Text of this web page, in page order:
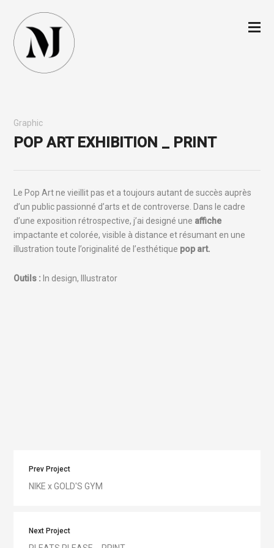
Graphic
POP ART EXHIBITION _ PRINT
Le Pop Art ne vieillit pas et a toujours autant de succès auprès
d’un public passionné d’arts et de controverse. Dans le cadre
d’une exposition rétrospective, j’ai designé une affiche
impactante et colorée, visible à distance et résumant en une
illustration toute l’originalité de l’esthétique pop art.
Outils : In design, Illustrator
Prev Project
NIKE x GOLD'S GYM
Next Project